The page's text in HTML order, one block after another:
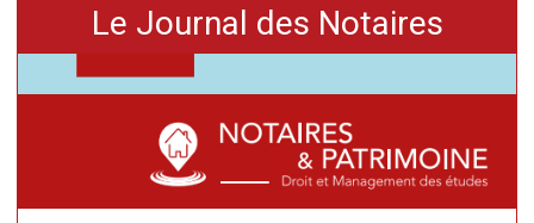
Le Journal des Notaires